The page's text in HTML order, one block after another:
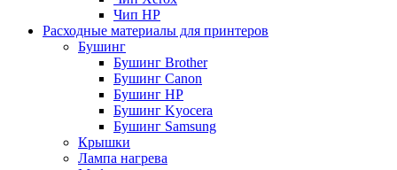
Чип НР
Расходные материалы для принтеров
Бушинг
Бушинг Brother
Бушинг Canon
Бушинг HP
Бушинг Kyocera
Бушинг Samsung
Крышки
Лампа нагрева